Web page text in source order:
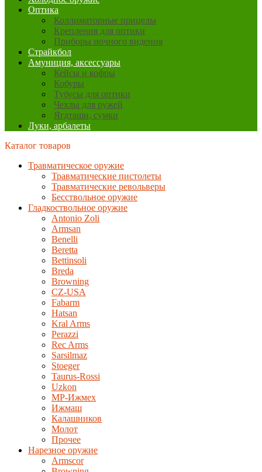
Оптика
Коллиматорные прицелы
Крепления для оптики
Приборы ночного видения
Страйкбол
Амуниция, аксессуары
Кейсы и кофры
Кобуры
Тубусы для оптики
Чехлы для ружей
Ягдташи, сумки
Луки, арбалеты
Каталог товаров
Травматическое оружие
Травматические пистолеты
Травматические револьверы
Бесствольное оружие
Гладкоствольное оружие
Antonio Zoli
Armsan
Benelli
Beretta
Bettinsoli
Breda
Browning
CZ-USA
Fabarm
Hatsan
Kral Arms
Perazzi
Rec Arms
Sarsilmaz
Stoeger
Taurus-Rossi
Uzkon
MP-Ижмех
Ижмаш
Калашников
Молот
Прочее
Нарезное оружие
Armscor